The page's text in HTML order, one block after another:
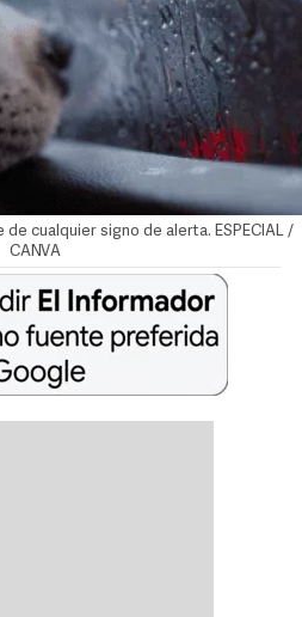
cualquier signo de alerta. ESPECIAL /
CANVA